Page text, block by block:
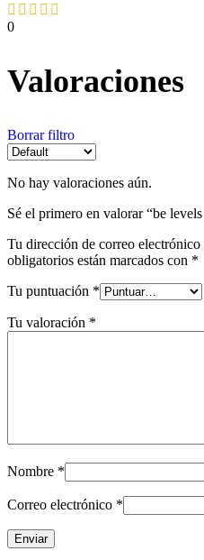
0
Valoraciones
Borrar filtro
No hay valoraciones aún.
Sé el primero en valorar “be
Tu dirección de correo electrónico
obligatorios están marcados con *
Tu puntuación *
Tu valoración *
Nombre *
Correo electrónico *